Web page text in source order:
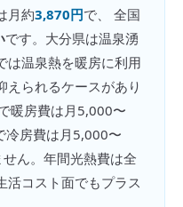
月約3,870円で、 全国
です。 大分県は温泉湧
は温泉熱を暖房に利用
えられるケースがあり
暖房費は月5,000〜
冷房費は月5,000〜
ん。年間光熱費は全
活コスト面でもプラス